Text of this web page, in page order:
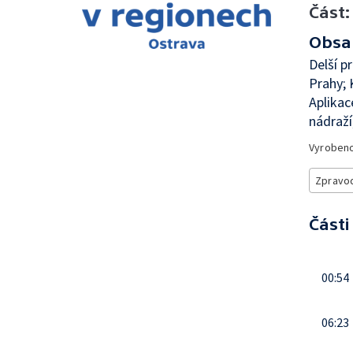
Část:
Delší
Prahy;
00:54
06:23